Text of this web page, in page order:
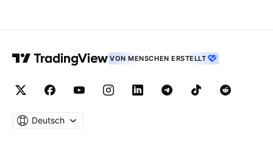
VON MENSCHEN ERSTELLT
Deutsch